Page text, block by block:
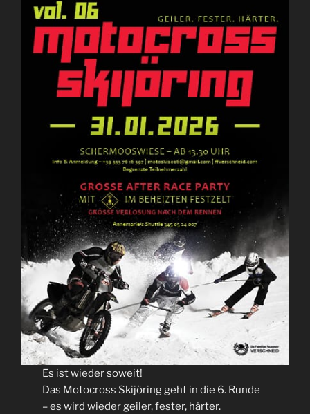
Es ist wieder soweit!
Das Motocross Skijöring geht in die 6. Runde
– es wird wieder geiler, fester, härter.